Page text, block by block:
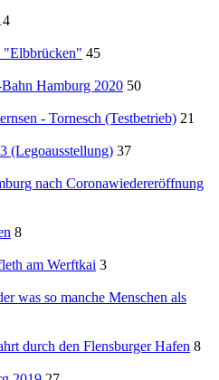
"Elbbrücken" 45
Hamburg 2020 50
- Tornesch (Testbetrieb) 21
(Legoausstellung) 37
nach Coronawiedereröffnung
8
am Werftkai 3
was so manche Menschen als
durch den Flensburger Hafen 8